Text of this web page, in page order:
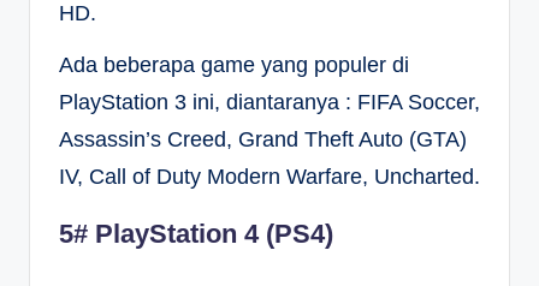
HD.
Ada beberapa game yang populer di
PlayStation 3 ini, diantaranya : FIFA Soccer,
Assassin’s Creed, Grand Theft Auto (GTA)
IV, Call of Duty Modern Warfare, Uncharted.
5# PlayStation 4 (PS4)